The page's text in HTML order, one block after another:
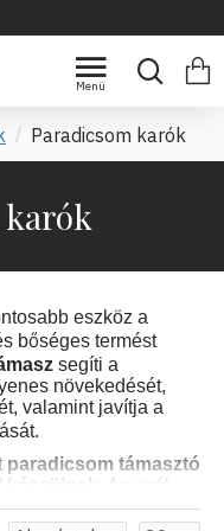
Paradicsom karók
karók
eszköz a
bőséges termést
segíti a
növekedését,
valamint javítja a
paradicsom támasztó
készülnek
. Az acél
ezért ideálisak